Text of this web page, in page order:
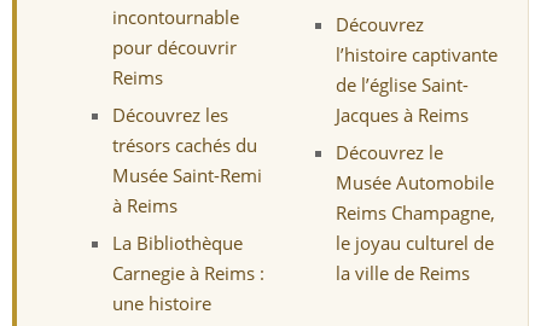
incontournable
pour découvrir
Reims
Découvrez les
trésors cachés du
Musée Saint-Remi
à Reims
La Bibliothèque
Carnegie à Reims :
une histoire
Découvrez
l’histoire captivante
de l’église Saint-
Jacques à Reims
Découvrez le
Musée Automobile
Reims Champagne,
le joyau culturel de
la ville de Reims